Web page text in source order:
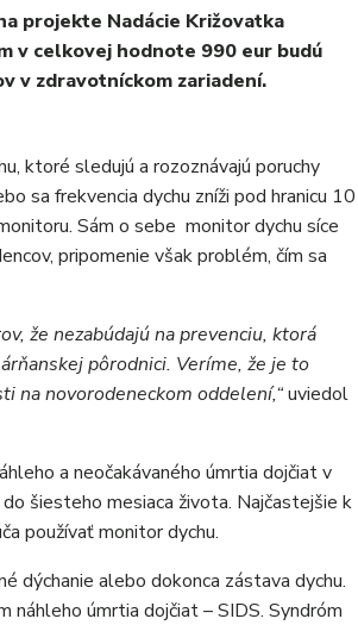
projekte Nadácie Križovatka
v celkovej hodnote 990 eur budú
v zdravotníckom zariadení.
ktoré sledujú a rozoznávajú poruchy
sa frekvencia dychu zníži pod hranicu 10
Sám o sebe monitor dychu síce
pripomenie však problém, čím sa
že nezabúdajú na prevenciu, ktorá
pôrodnici. Veríme, že je to
na novorodeneckom oddelení,“uviedol
a neočakávaného úmrtia dojčiat v
šiesteho mesiaca života. Najčastejšie k
používať monitor dychu.
dýchanie alebo dokonca zástava dychu.
náhleho úmrtia dojčiat – SIDS. Syndróm